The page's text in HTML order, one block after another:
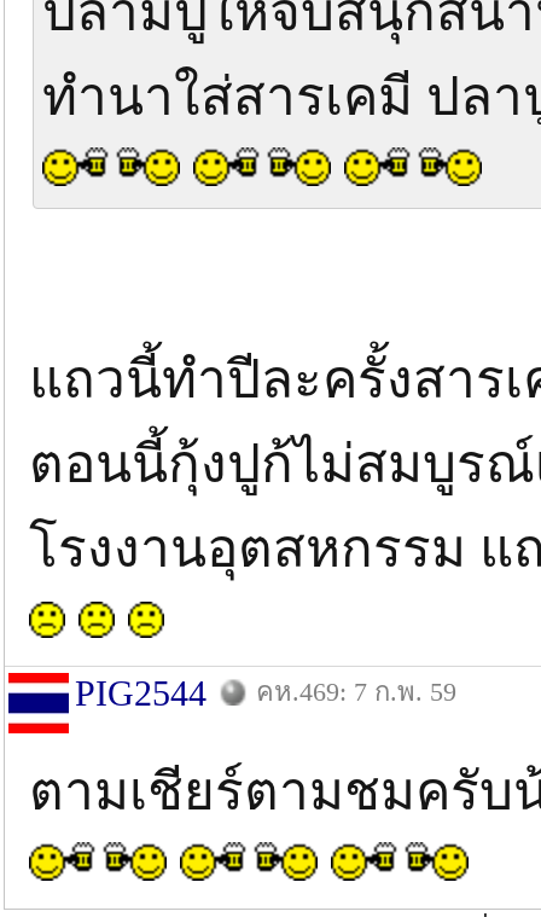
ปลามีปูให้จับสนุกสน
ทำนาใส่สารเคมี ปล
แถวนี้ทำปีละครั้งสาร
ตอนนี้กุ้งปูก้ไม่สมบูร
โรงงานอุตสหกรรม
PIG2544 คห.469: 7 ก.พ. 59
ตามเชียร์ตามชมครั